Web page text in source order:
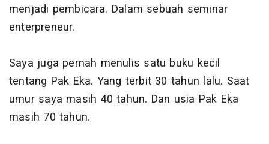
menjadi pembicara. Dalam sebuah seminar
enterpreneur.
Saya juga pernah menulis satu buku kecil
tentang Pak Eka. Yang terbit 30 tahun lalu. Saat
umur saya masih 40 tahun. Dan usia Pak Eka
masih 70 tahun.